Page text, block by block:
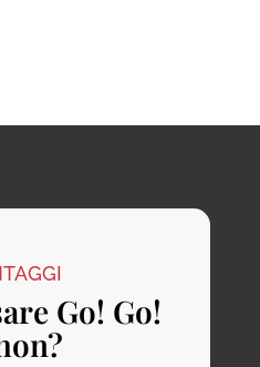
Go! Go!